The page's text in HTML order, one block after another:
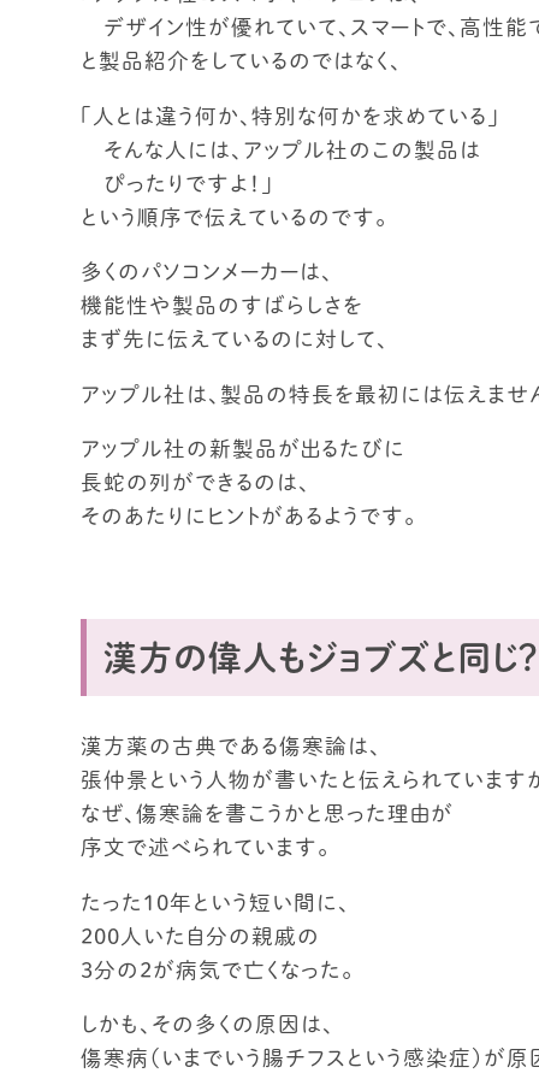
デザイン性が優れていて、スマートで、高性能
と製品紹介をしているのではなく、
「人とは違う何か、特別な何かを求めている」
そんな人には、アップル社のこの製品は
ぴったりですよ！」
という順序で伝えているのです。
多くのパソコンメーカーは、
機能性や製品のすばらしさを
まず先に伝えているのに対して、
アップル社は、製品の特長を最初には伝えませ
アップル社の新製品が出るたびに
長蛇の列ができるのは、
そのあたりにヒントがあるようです。
漢方の偉人もジョブズと同じ？
漢方薬の古典である傷寒論は、
張仲景という人物が書いたと伝えられていますが
なぜ、傷寒論を書こうかと思った理由が
序文で述べられています。
たった１０年という短い間に、
２００人いた自分の親戚の
３分の２が病気で亡くなった。
しかも、その多くの原因は、
傷寒病（いまでいう腸チフスという感染症）が原